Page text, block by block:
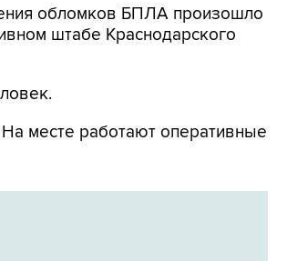
обломков БПЛА произошло
штабе Краснодарского
месте работают оперативные